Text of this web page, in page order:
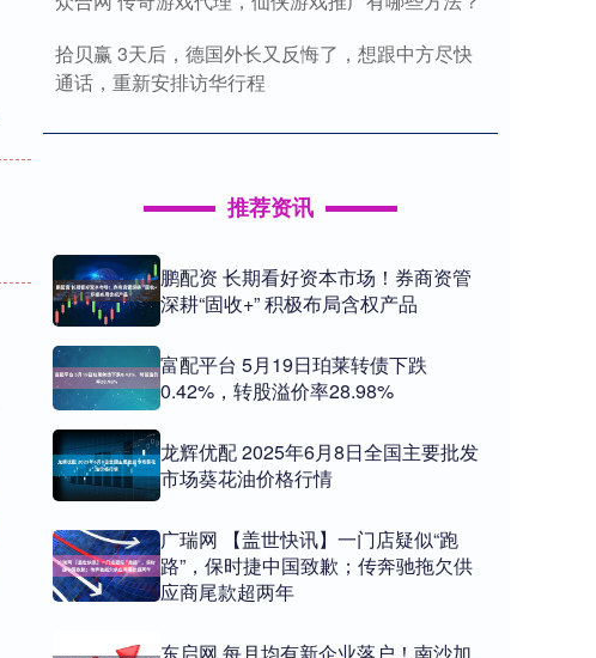
拾贝赢 3天后，德国外长又反悔了，想跟中方尽快
通话，重新安排访华行程
推荐资讯
鹏配资 长期看好资本市场！券商资管
深耕“固收+” 积极布局含权产品
富配平台 5月19日珀莱转债下跌
0.42%，转股溢价率28.98%
龙辉优配 2025年6月8日全国主要批发
市场葵花油价格行情
广瑞网 【盖世快讯】一门店疑似“跑
路”，保时捷中国致歉；传奔驰拖欠供
应商尾款超两年